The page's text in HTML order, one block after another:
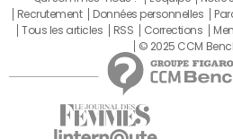
Recrutement
Données personnelles
Tous les articles
RSS Corrections
© 2025 CCM